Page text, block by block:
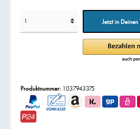
Jetzt in
Produktnummer: 1037943375